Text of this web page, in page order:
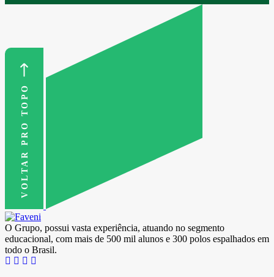
VOLTAR PRO TOPO
O Grupo, possui vasta experiência, atuando no segmento
educacional, com mais de 500 mil alunos e 300 polos espalhados em
todo o Brasil.